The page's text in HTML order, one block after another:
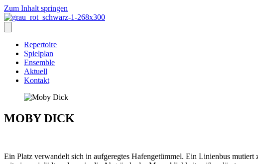
Zum Inhalt springen
Repertoire
Spielplan
Ensemble
Aktuell
Kontakt
MOBY DICK
Ein Platz verwandelt sich in aufgeregtes Hafengetümmel. Ein Linienbus